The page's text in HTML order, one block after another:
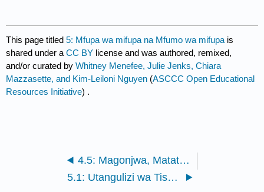
This page titled5: Mfupa wa mifupa na Mfumo wa mifupa is
shared under aCC BY license and was authored, remixed,
and/or curated byWhitney Menefee, Julie Jenks, Chiara
Mazzasette, and Kim-Leiloni Nguyen (ASCCC Open Educational
Resources Initiative) .
4.5: Magonjwa, Matatizo, na Majeraha ya Mfumo wa Integumentary
5.1: Utangulizi wa Tissue ya Mfupa na Mfumo wa